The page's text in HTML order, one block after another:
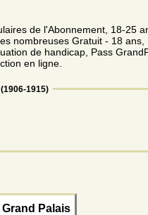
de l'Abonnement, 18-25
nombreuses Gratuit - 18 ans,
de handicap, Pass
en ligne.
1915)
Grand Palais